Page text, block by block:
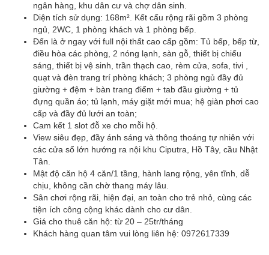
ngân hàng, khu dân cư và chợ dân sinh.
Diện tích sử dụng: 168m². Kết cấu rộng rãi gồm 3 phòng
ngủ, 2WC, 1 phòng khách và 1 phòng bếp.
Đến là ở ngay với full nội thất cao cấp gồm: Tủ bếp, bếp từ,
điều hòa các phòng, 2 nóng lạnh, sàn gỗ, thiết bị chiếu
sáng, thiết bị vệ sinh, trần thạch cao, rèm cửa, sofa, tivi ,
quạt và đèn trang trí phòng khách; 3 phòng ngủ đầy đủ
giường + đệm + bàn trang điểm + tab đầu giường + tủ
đựng quần áo; tủ lạnh, máy giặt mới mua; hệ giàn phơi cao
cấp và đầy đủ lưới an toàn;
Cam kết 1 slot đỗ xe cho mỗi hộ.
View siêu đẹp, đầy ánh sáng và thông thoáng tự nhiên với
các cửa sổ lớn hướng ra nội khu Ciputra, Hồ Tây, cầu Nhật
Tân.
Mật độ căn hộ 4 căn/1 tầng, hành lang rộng, yên tĩnh, dễ
chịu, không cần chờ thang máy lâu.
Sân chơi rộng rãi, hiện đại, an toàn cho trẻ nhỏ, cùng các
tiện ích công cộng khác dành cho cư dân.
Giá cho thuê căn hộ: từ 20 – 25tr/tháng
Khách hàng quan tâm vui lòng liên hệ: 0972617339